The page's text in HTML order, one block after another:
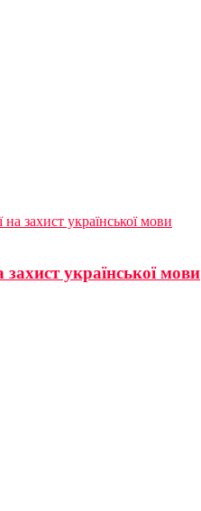
захист української мови
української мови